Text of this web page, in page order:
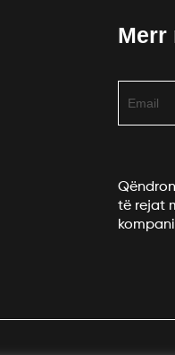
Merr
të rejat